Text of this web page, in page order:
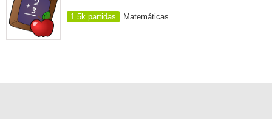
1.5k partidas Matemáticas